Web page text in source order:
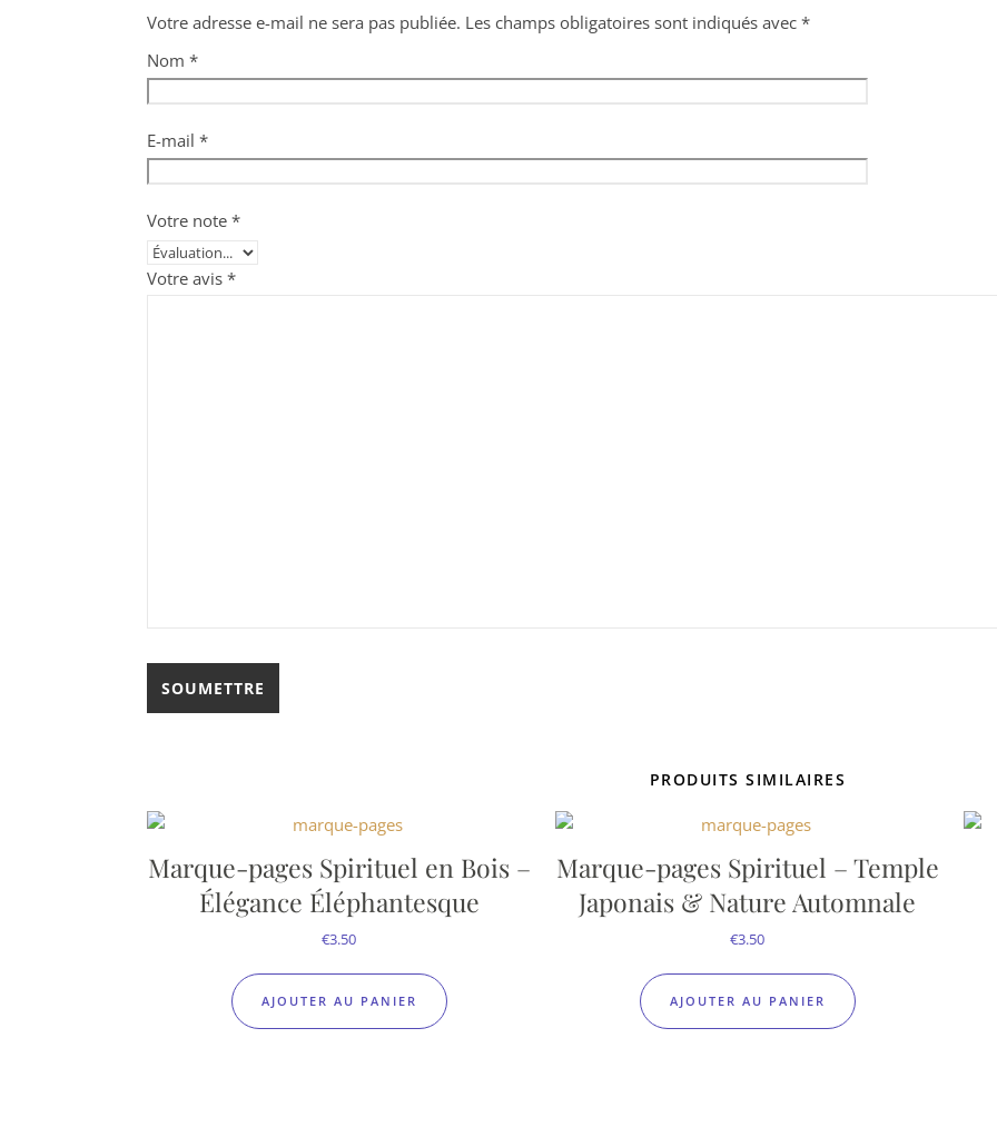
Votre adresse e-mail ne sera pas publiée. Les champs obligatoires sont indiqués avec *
Nom *
E-mail *
Votre note *
Votre avis *
PRODUITS SIMILAIRES
Marque-pages Spirituel en Bois –
Élégance Éléphantesque
€3.50
AJOUTER AU PANIER
Marque-pages Spirituel – Temple
Japonais & Nature Automnale
€3.50
AJOUTER AU PANIER